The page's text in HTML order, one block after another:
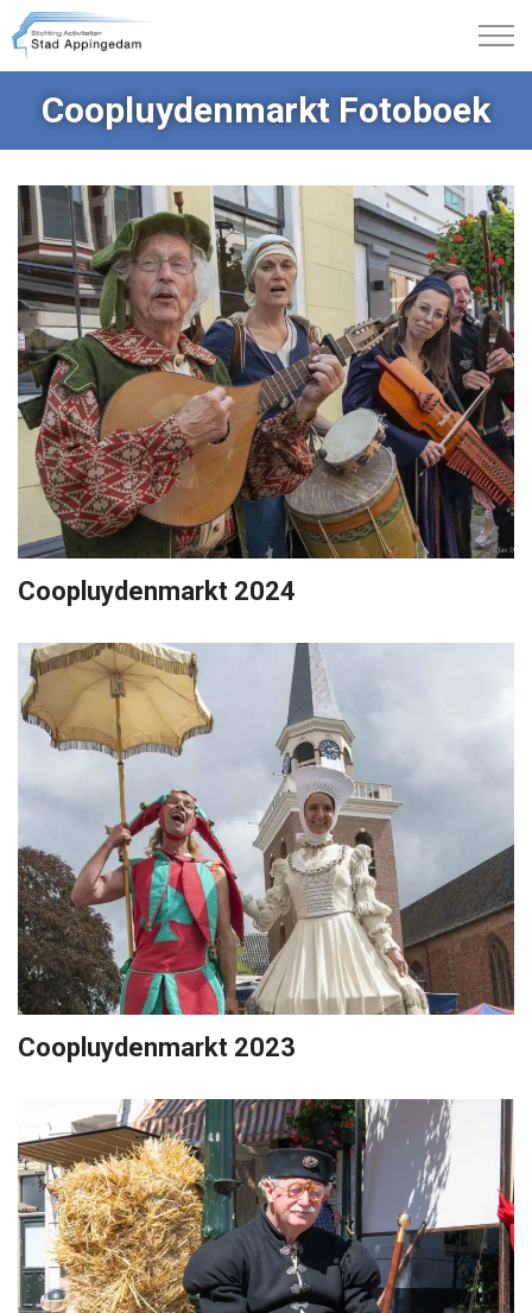
Coopluydenmarkt Fotoboek
Coopluydenmarkt 2024
Coopluydenmarkt 2023